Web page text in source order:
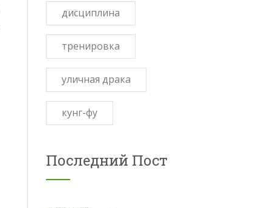
дисциплина
тренировка
уличная драка
кунг-фу
Последний Пост